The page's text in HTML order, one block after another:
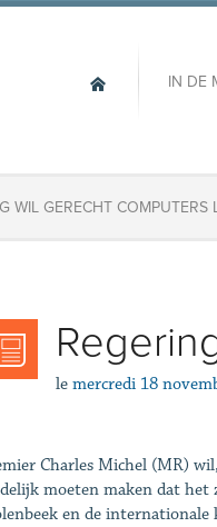
IN DE
WIL GERECHT COMPUTERS
le mercredi 18
Charles Michel (MR)
moeten maken dat het
en de internationale